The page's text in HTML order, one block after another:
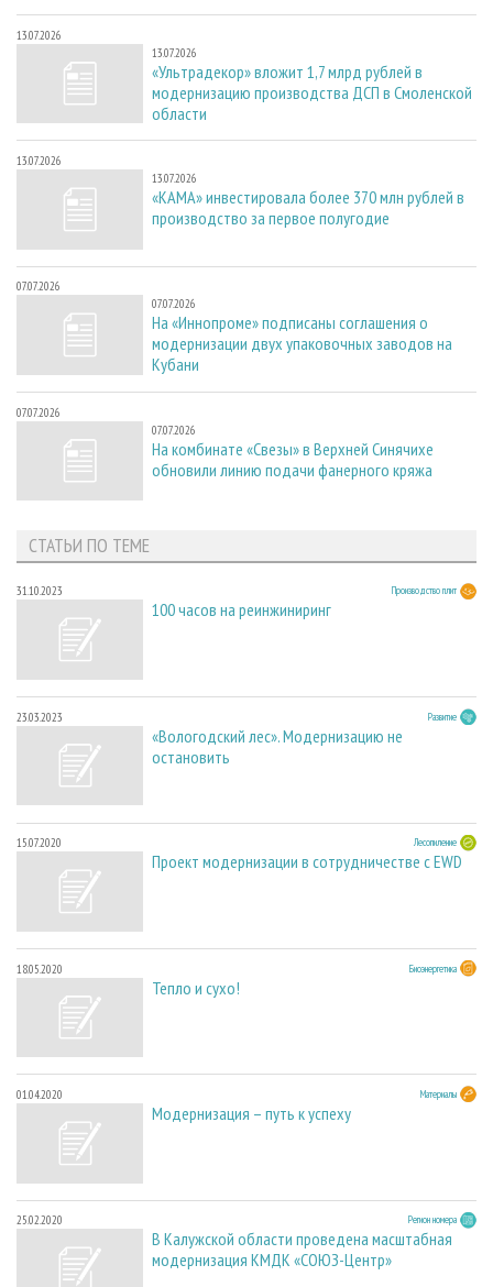
13.07.2026
13.07.2026
«Ультрадекор» вложит 1,7 млрд рублей в
модернизацию производства ДСП в Смоленской
области
13.07.2026
13.07.2026
«КАМА» инвестировала более 370 млн рублей в
производство за первое полугодие
07.07.2026
07.07.2026
На «Иннопроме» подписаны соглашения о
модернизации двух упаковочных заводов на
Кубани
07.07.2026
07.07.2026
На комбинате «Свезы» в Верхней Синячихе
обновили линию подачи фанерного кряжа
СТАТЬИ ПО ТЕМЕ
31.10.2023 Производство плит
100 часов на реинжиниринг
23.03.2023 Развитие
«Вологодский лес». Модернизацию не
остановить
15.07.2020 Лесопиление
Проект модернизации в сотрудничестве с EWD
18.05.2020 Биоэнергетика
Тепло и сухо!
01.04.2020 Материалы
Модернизация – путь к успеху
25.02.2020 Регион номера
В Калужской области проведена масштабная
модернизация КМДК «СОЮЗ-Центр»